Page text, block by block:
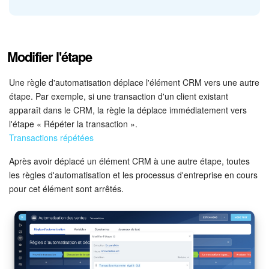
Voyons comment la règle d'automatisation a fonctionné.
Lorsqu'une nouvelle transaction est apparue dans le CRM, la
règle a changé son nom.
Observateurs. Sélectionnez les employés à ajouter ou à
supprimer en tant qu'observateurs. Vous pouvez sélectionner
plusieurs employés.
l'étape « Nouvelle transaction ». Lorsqu'une nouvelle
transaction d'une valeur supérieure à 10 000 euros apparaît
dans le CRM, la règle changera le responsable en
responsable principal.
Modifier l'étape
Une règle d'automatisation déplace l'élément CRM vers une autre
étape. Par exemple, si une transaction d'un client existant
apparaît dans le CRM, la règle la déplace immédiatement vers
l'étape « Répéter la transaction ».
Transactions répétées
Après avoir déplacé un élément CRM à une autre étape, toutes
les règles d'automatisation et les processus d'entreprise en cours
pour cet élément sont arrêtés.